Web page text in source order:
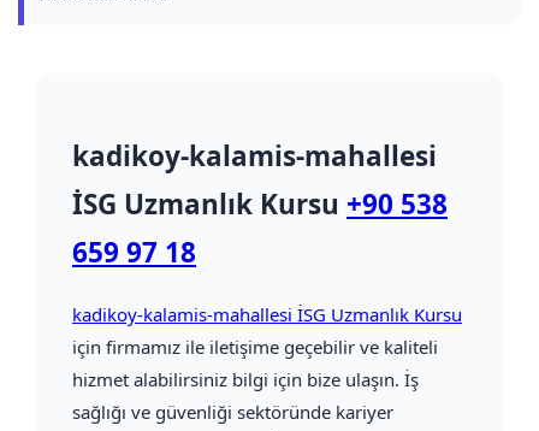
kadikoy-kalamis-mahallesi
İSG Uzmanlık Kursu +90 538
659 97 18
kadikoy-kalamis-mahallesi İSG Uzmanlık Kursu
için firmamız ile iletişime geçebilir ve kaliteli
hizmet alabilirsiniz bilgi için bize ulaşın. İş
sağlığı ve güvenliği sektöründe kariyer